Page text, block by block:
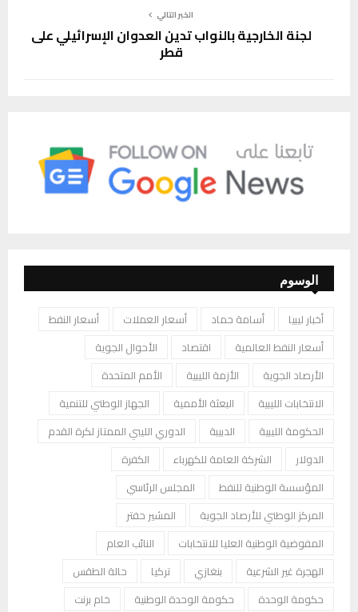
الخبر التالي
لجنة الخارجية بالنواب تدين العدوان الإسرائيلي على
قطر
الوسوم
أخبار ليبيا أسامة حماد أسعار العملات
أسعار النفط
أسعار النفط العالمية
اقتصاد
الأحوال الجوية
الأرصاد الجوية
الأزمة الليبية
الأمم المتحدة
الانتخابات الليبية
البعثة الأممية
الجهاز الوطني للتنمية
الحكومة الليبية
الدبيبة
الدوري الليبي الممتاز لكرة القدم
الدولار
الشركة العامة للكهرباء
الكفرة
المؤسسة الوطنية للنفط
المجلس الرئاسي
المركز الوطني للأرصاد الجوية
المشير حفتر
المفوضية الوطنية العليا للانتخابات
النائب العام
الهجرة غير الشرعية
بنغازي تركيا
حالة الطقس
حكومة الوحدة
حكومة الوحدة الوطنية
خام برنت